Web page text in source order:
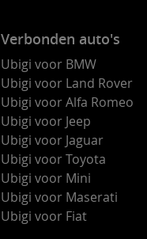
Verbonden auto's
Ubigi voor BMW
Ubigi voor Land Rover
Ubigi voor Alfa Romeo
Ubigi voor Jeep
Ubigi voor Jaguar
Ubigi voor Toyota
Ubigi voor Mini
Ubigi voor Maserati
Ubigi voor Fiat